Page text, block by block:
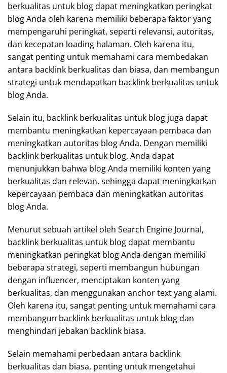
berkualitas untuk blog dapat meningkatkan peringkat
blog Anda oleh karena memiliki beberapa faktor yang
mempengaruhi peringkat, seperti relevansi, autoritas,
dan kecepatan loading halaman. Oleh karena itu,
sangat penting untuk memahami cara membedakan
antara backlink berkualitas dan biasa, dan membangun
strategi untuk mendapatkan backlink berkualitas untuk
blog Anda.
Selain itu, backlink berkualitas untuk blog juga dapat
membantu meningkatkan kepercayaan pembaca dan
meningkatkan autoritas blog Anda. Dengan memiliki
backlink berkualitas untuk blog, Anda dapat
menunjukkan bahwa blog Anda memiliki konten yang
berkualitas dan relevan, sehingga dapat meningkatkan
kepercayaan pembaca dan meningkatkan autoritas
blog Anda.
Menurut sebuah artikel oleh Search Engine Journal,
backlink berkualitas untuk blog dapat membantu
meningkatkan peringkat blog Anda dengan memiliki
beberapa strategi, seperti membangun hubungan
dengan influencer, menciptakan konten yang
berkualitas, dan menggunakan anchor text yang alami.
Oleh karena itu, sangat penting untuk memahami cara
membangun backlink berkualitas untuk blog dan
menghindari jebakan backlink biasa.
Selain memahami perbedaan antara backlink
berkualitas dan biasa, penting untuk mengetahui